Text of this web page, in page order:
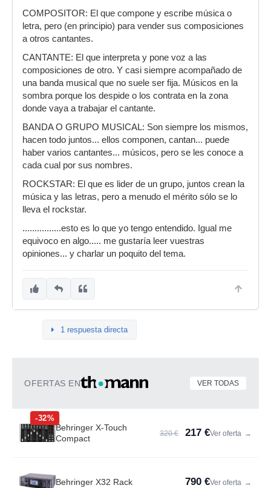
COMPOSITOR: El que compone y escribe música o
letra, pero (en principio) para vender sus composiciones
a otros cantantes.
CANTANTE: El que interpreta y pone voz a las
composiciones de otro. Y casi siempre acompañado de
una banda musical que no suele ser fija. Músicos en la
sombra porque los despide o los contrata en la zona
donde vaya a trabajar el cantante.
BANDA O GRUPO MUSICAL: Son siempre los mismos,
hacen todo juntos... ellos componen, cantan... puede
haber varios cantantes... músicos, pero se les conoce a
cada cual por sus nombres.
ROCKSTAR: El que es lider de un grupo, juntos crean la
música y las letras, pero a menudo el mérito sólo se lo
lleva el rockstar.
................esto es lo que yo tengo entendido. Igual me
equivoco en algo..... me gustaría leer vuestras
opiniones... y charlar un poquito del tema.
1 respuesta directa
OFERTAS EN VER TODAS
-32%
Behringer X-Touch
Compact
320 € 217 €Ver oferta →
Behringer X32 Rack 790 €Ver oferta →